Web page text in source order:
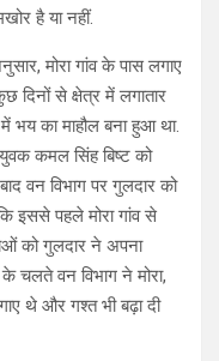
है या नहीं.
मोरा गांव के पास लगाए
दिनों से क्षेत्र में लगातार
भय का माहौल बना हुआ था.
कमल सिंह बिष्ट को
वन विभाग पर गुलदार को
इससे पहले मोरा गांव से
को गुलदार ने अपना
चलते वन विभाग ने मोरा,
थे और गश्त भी बढ़ा दी